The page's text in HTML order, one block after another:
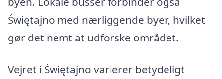
Świętajno med nærliggende byer, hvilket
gør det nemt at udforske området.
Vejret i Świętajno varierer betydeligt